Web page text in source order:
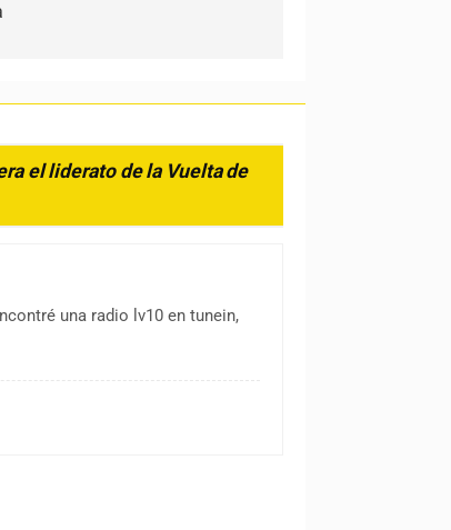
el liderato de la Vuelta de
una radio lv10 en tunein,